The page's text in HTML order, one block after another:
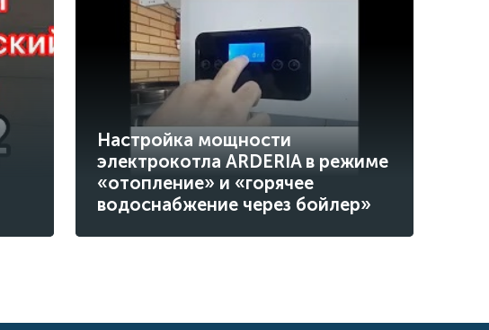
Настройка мощности
электрокотла ARDERIA в режиме
«отопление» и «горячее
водоснабжение через бойлер»